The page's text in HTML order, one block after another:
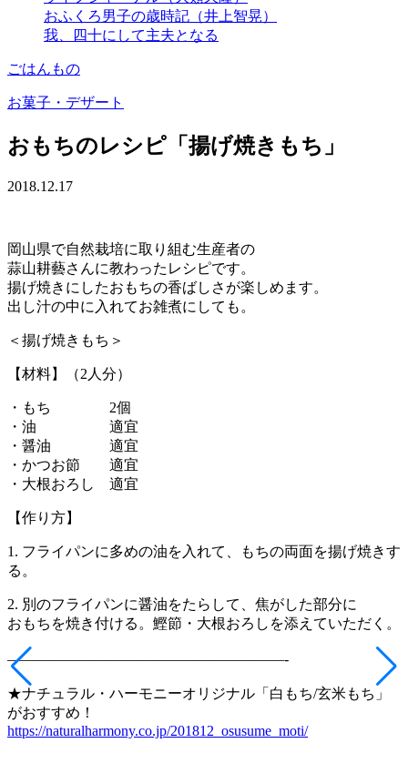
おふくろ男子の歳時記（井上智晃）
我、四十にして主夫となる
ごはんもの
お菓子・デザート
おもちのレシピ「揚げ焼きもち」
2018.12.17
岡山県で自然栽培に取り組む生産者の
蒜山耕藝さんに教わったレシピです。
揚げ焼きにしたおもちの香ばしさが楽しめます。
出し汁の中に入れてお雑煮にしても。
＜揚げ焼きもち＞
【材料】（2人分）
・もち 2個
・油 適宜
・醤油 適宜
・かつお節 適宜
・大根おろし 適宜
【作り方】
1. フライパンに多めの油を入れて、もちの両面を揚げ焼きす
る。
2. 別のフライパンに醤油をたらして、焦がした部分に
おもちを焼き付ける。鰹節・大根おろしを添えていただく。
———————————————————-
★ナチュラル・ハーモニーオリジナル「白もち/玄米もち」
がおすすめ！
https://naturalharmony.co.jp/201812_osusume_moti/